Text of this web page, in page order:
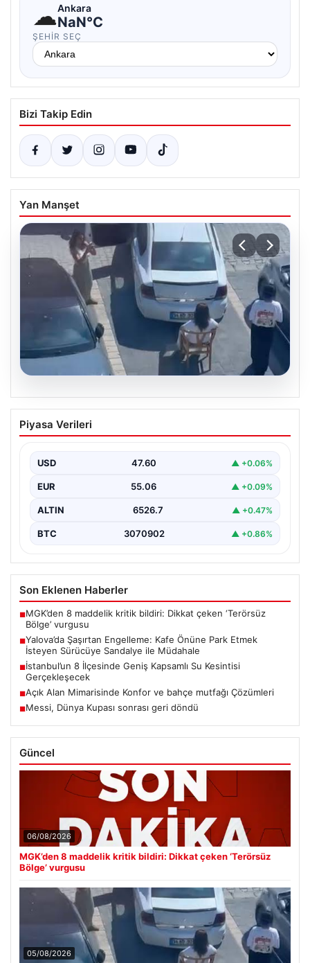
☁Ankara
NaN°C
ŞEHIR SEÇ
Bizi Takip Edin
Yan Manşet
05.08.2026
Yalova’da Şaşırtan Engelleme: Kafe
Önüne Park Etmek İsteyen Sürücüye
Yalova'da yaşanan sıra dışı bir olay, gündeme damgasını
Piyasa Verileri
USD 47.60 ▲ +0.06%
EUR 55.06 ▲ +0.09%
ALTIN 6526.7 ▲ +0.47%
BTC 3070902 ▲ +0.86%
Son Eklenen Haberler
■MGK’den 8 maddelik kritik bildiri: Dikkat çeken ‘Terörsüz
Bölge’ vurgusu
■Yalova’da Şaşırtan Engelleme: Kafe Önüne Park Etmek
İsteyen Sürücüye Sandalye ile Müdahale
■İstanbul’un 8 İlçesinde Geniş Kapsamlı Su Kesintisi
Gerçekleşecek
■Açık Alan Mimarisinde Konfor ve bahçe mutfağı Çözümleri
■Messi, Dünya Kupası sonrası geri döndü
Güncel
06/08/2026
MGK’den 8 maddelik kritik bildiri: Dikkat çeken ‘Terörsüz
Bölge’ vurgusu
05/08/2026